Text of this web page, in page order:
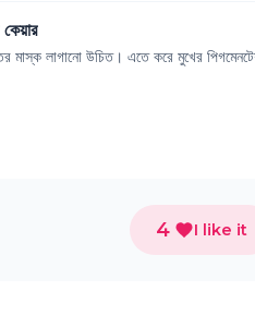
মাস্ক লাগানো উচিত। এতে করে মুখের
4 I like it